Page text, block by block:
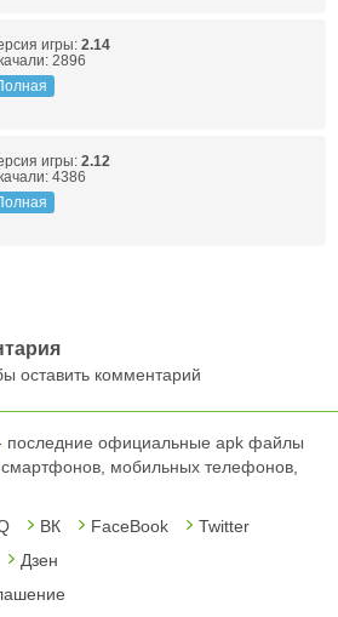
игры: 2.14
2896
игры: 2.12
4386
оставить комментарий
последние официальные apk файлы
смартфонов, мобильных телефонов,
ВК FaceBook
Twitter
Дзен